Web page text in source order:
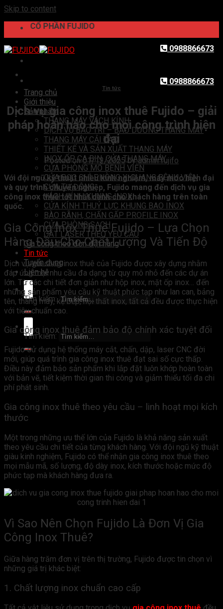
Skip to content
CỔ PHẦN FUJIDO
0988866673
0988866673
Trang chủ
Giới thiệu
Sản phẩm
THANG MÁY VÁCH KÍNH
DỊCH VỤ BẢO TRÌ – BẢO DƯỠNG THANG MÁY
THANG MÁY CẢI TẠO
THIẾT KẾ VÀ SẢN XUẤT THANG MÁY
INOX ỐP CA BIN, CỬA THANG MÁY
CỬA PHÒNG MỔ BỆNH VIỆN
CỬA BỌC CHÌ PHÒNG X-QUANG BỆNH VIỆN
CỬA TỰ ĐỘNG
VÁCH KÍNH KHUNG INOX
CỬA KÍNH THUỶ LỰC KHUNG BAO INOX
BÀO RÃNH, CHẤN GẤP PROFILE INOX
CỬA PHÒNG SẠCH
CẮT LASER THEO YÊU CẦU
Gia công theo đơn đặt hàng
Tin tức
Tuyển dụng
Liên hệ
Tìm kiếm:
Tìm kiếm:
Tin tức
Dịch vụ gia công inox thuê Fujido – giải
pháp hoàn hảo cho mọi công trình hiện
đại
Posted on01/12/2025byadmin fujifo
Với đội ngũ kỹ thuật nhiều kinh nghiệm, máy móc hiện đại
và quy trình chuyên nghiệp, Fujido mang đến dịch vụ gia
công inox thuê tốt nhất dành cho khách hàng trên toàn
quốc.
Gia Công Inox Thuê Fujido – Lựa Chọn
Hàng Đầu Cho Chất Lượng Và Tiến Độ
Dịch vụ gia công inox thuê của Fujido được xây dựng nhằm
đáp ứng mọi nhu cầu đa dạng từ quy mô nhỏ đến các dự án
lớn. Từ các chi tiết đơn giản như hộp inox, mặt ốp inox… đến
những sản phẩm yêu cầu kỹ thuật phức tạp như lan can, bảng
tên, thang máy, kệ bếp, nội thất inox, tất cả đều được thực hiện
với tiêu chuẩn cao.
Gia công inox thuê đảm bảo độ chính xác tuyệt đối
Fujido sử dụng hệ thống máy cắt, chấn, dập, laser CNC đời
mới, giúp quá trình gia công inox thuê đạt sai số cực thấp.
Điều này đảm bảo sản phẩm khi lắp đặt luôn khớp hoàn toàn
với bản vẽ, tiết kiệm thời gian thi công và giảm thiểu tối đa chi
phí phát sinh.
Gia công inox thuê theo yêu cầu – linh hoạt mọi kích
thước
Một trong những ưu thế lớn của Fujido là khả năng sản xuất
theo yêu cầu chi tiết của từng khách hàng. Với đội ngũ kỹ thuật
giàu kinh nghiệm, Fujido có thể nhận gia công inox thuê theo
mọi mẫu mã, số lượng, độ dày inox, kích thước hoặc mức độ
phức tạp mà khách hàng đưa ra.
Vì Sao Nên Chọn Fujido Là Đơn Vị Gia
Công Inox Thuê?
Giữa hàng trăm đơn vị trên thị trường, Fujido được tin chọn vì
những giá trị khác biệt:
1. Chất lượng inox chuẩn cao cấp